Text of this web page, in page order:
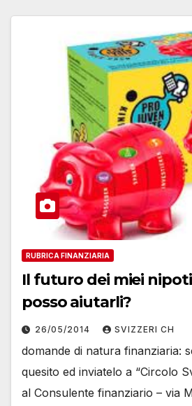
RUBRICA FINANZIARIA
Il futuro dei miei
posso aiutarli?
26/05/2014 SVIZZERI CH
domande di natura finanziaria:
quesito ed inviatelo a “Circolo
al Consulente finanziario – via